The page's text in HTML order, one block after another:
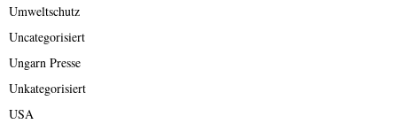
Umweltschutz
Uncategorisiert
Ungarn Presse
Unkategorisiert
USA